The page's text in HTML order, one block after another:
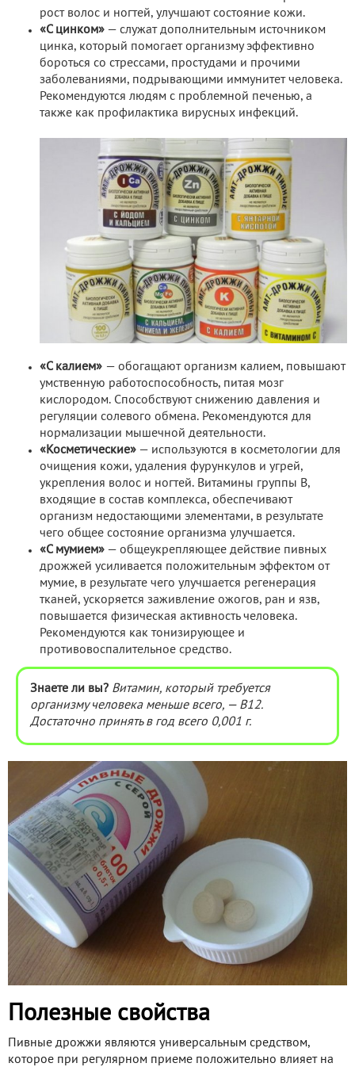
рост волос и ногтей, улучшают состояние кожи.
«С цинком» — служат дополнительным источником
цинка, который помогает организму эффективно
бороться со стрессами, простудами и прочими
заболеваниями, подрывающими иммунитет человека.
Рекомендуются людям с проблемной печенью, а
также как профилактика вирусных инфекций.
«С калием» — обогащают организм калием, повышают
умственную работоспособность, питая мозг
кислородом. Способствуют снижению давления и
регуляции солевого обмена. Рекомендуются для
нормализации мышечной деятельности.
«Косметические» — используются в косметологии для
очищения кожи, удаления фурункулов и угрей,
укрепления волос и ногтей. Витамины группы В,
входящие в состав комплекса, обеспечивают
организм недостающими элементами, в результате
чего общее состояние организма улучшается.
«С мумием» — общеукрепляющее действие пивных
дрожжей усиливается положительным эффектом от
мумие, в результате чего улучшается регенерация
тканей, ускоряется заживление ожогов, ран и язв,
повышается физическая активность человека.
Рекомендуются как тонизирующее и
противовоспалительное средство.
Знаете ли вы? Витамин, который требуется
организму человека меньше всего, — В12.
Достаточно принять в год всего 0,001 г.
Полезные свойства
Пивные дрожжи являются универсальным средством,
которое при регулярном приеме положительно влияет на